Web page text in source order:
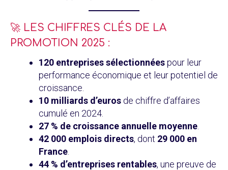
🚀 LES CHIFFRES CLÉS DE LA
PROMOTION 2025 :
120 entreprises sélectionnéespour leur
performance économique et leur potentiel de
croissance.
10 milliards d’euros de chiffre d’affaires
cumulé en 2024.
27 % de croissance annuelle moyenne
42 000 emplois directs, dont 29 000 en
France
44 % d’entreprises rentables, une preuve de